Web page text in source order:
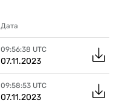
Дата
09:56:38 UTC
07.11.2023
09:58:53 UTC
07.11.2023